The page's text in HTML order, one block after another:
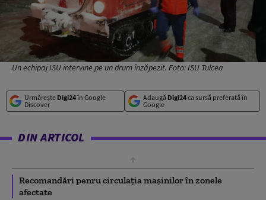
Un echipaj ISU intervine pe un drum înzăpezit. Foto: ISU Tulcea
Urmărește Digi24în Google
Discover
Adaugă Digi24ca sursă preferată în
Google
DIN ARTICOL
Recomandări penru circulația mașinilor în zonele
afectate